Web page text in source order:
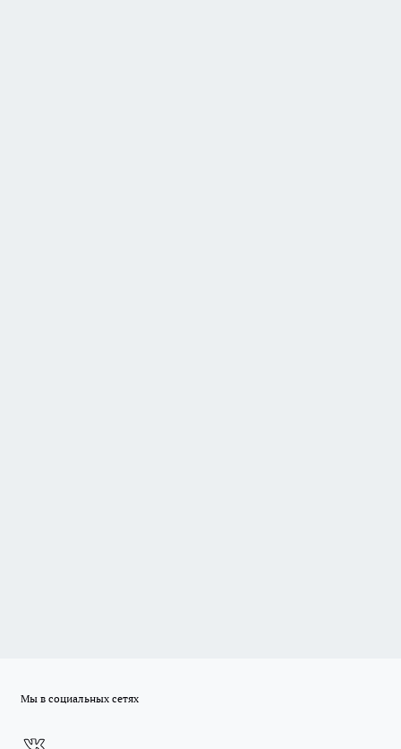
Мы в социальных сетях